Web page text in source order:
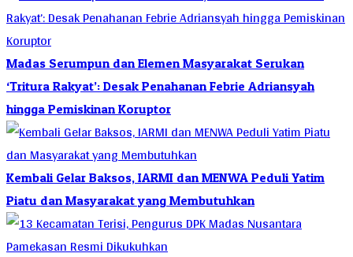
Madas Serumpun dan Elemen Masyarakat Serukan
‘Tritura Rakyat’: Desak Penahanan Febrie Adriansyah
hingga Pemiskinan Koruptor
Kembali Gelar Baksos, IARMI dan MENWA Peduli Yatim
Piatu dan Masyarakat yang Membutuhkan